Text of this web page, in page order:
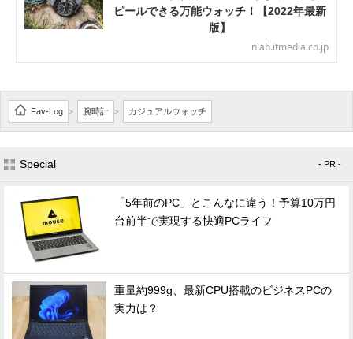
ピールできる万能ウォッチ！【2022年最新
版】
nlab.itmedia.co.jp
Fav-Log > 腕時計 > カジュアルウォッチ
Special - PR -
「5年前のPC」とこんなに違う！予算10万円
台前半で実現する快適PCライフ
重量約999g、最新CPU搭載のビジネスPCの
実力は？